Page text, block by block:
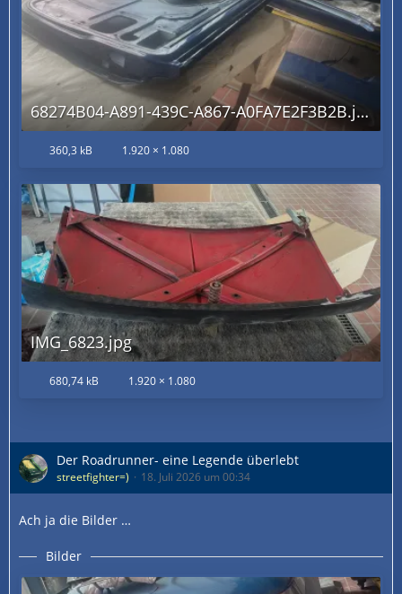
68274B04-A891-439C-A867-A0FA7E2F3B2B.jpg
360,3 kB 1.920 × 1.080
IMG_6823.jpg
680,74 kB 1.920 × 1.080
Der Roadrunner- eine Legende überlebt
streetfighter=) 18. Juli 2026 um 00:34
Ach ja die Bilder …
Bilder